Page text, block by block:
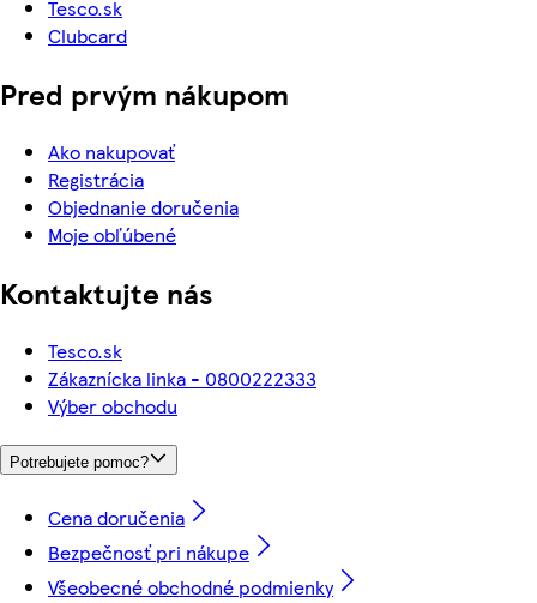
Tesco.sk
Clubcard
Pred prvým nákupom
Ako nakupovať
Registrácia
Objednanie doručenia
Moje obľúbené
Kontaktujte nás
Tesco.sk
Zákaznícka linka - 0800222333
Výber obchodu
Potrebujete pomoc?
Cena doručenia
Bezpečnosť pri nákupe
Všeobecné obchodné podmienky